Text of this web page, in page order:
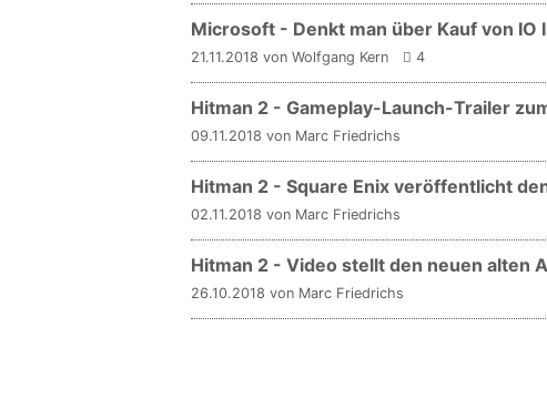
Microsoft - Denkt man über Kauf von IO
21.11.2018 von Wolfgang Kern 4
Hitman 2 - Gameplay-Launch-Trailer
09.11.2018 von Marc Friedrichs
Hitman 2 - Square Enix veröffentlicht
02.11.2018 von Marc Friedrichs
Hitman 2 - Video stellt den neuen alten
26.10.2018 von Marc Friedrichs